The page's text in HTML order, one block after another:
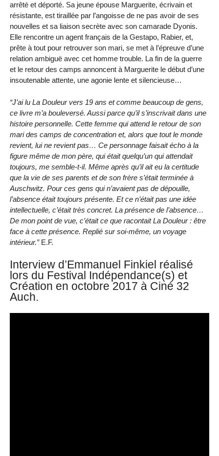
arrêté et déporté. Sa jeune épouse Marguerite, écrivain et
résistante, est tiraillée par l’angoisse de ne pas avoir de ses
nouvelles et sa liaison secrète avec son camarade Dyonis.
Elle rencontre un agent français de la Gestapo, Rabier, et,
prête à tout pour retrouver son mari, se met à l’épreuve d’une
relation ambiguë avec cet homme trouble. La fin de la guerre
et le retour des camps annoncent à Marguerite le début d’une
insoutenable attente, une agonie lente et silencieuse…
“J’ai lu La Douleur vers 19 ans et comme beaucoup de gens,
ce livre m’a bouleversé. Aussi parce qu’il s’inscrivait dans une
histoire personnelle. Cette femme qui attend le retour de son
mari des camps de concentration et, alors que tout le monde
revient, lui ne revient pas… Ce personnage faisait écho à la
figure même de mon père, qui était quelqu’un qui attendait
toujours, me semble-t-il. Même après qu’il ait eu la certitude
que la vie de ses parents et de son frère s’était terminée à
Auschwitz. Pour ces gens qui n’avaient pas de dépouille,
l’absence était toujours présente. Et ce n’était pas une idée
intellectuelle, c’était très concret. La présence de l’absence…
De mon point de vue, c’était ce que racontait La Douleur : être
face à cette présence. Replié sur soi-même, un voyage
intérieur.”E.F.
Interview d’Emmanuel Finkiel réalisé
lors du Festival Indépendance(s) et
Création en octobre 2017 à Ciné 32
Auch.